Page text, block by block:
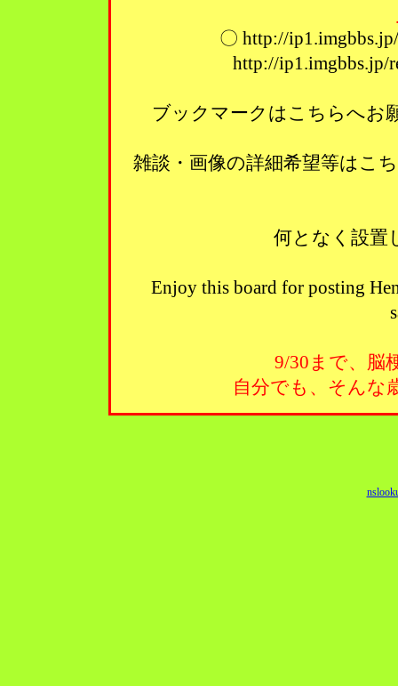
〇 http://
http://
ブックマークはこちらへ
雑談・画像の詳細希望等は
何となく設
Enjoy this board for posting
9/30まで、脳
自分でも、そんな